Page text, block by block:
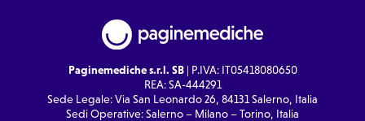
Paginemediche s.r.l. SB| P.IVA: IT05418080650
REA: SA-444291
Sede Legale: Via San Leonardo 26, 84131 Salerno, Italia
Sedi Operative: Salerno – Milano – Torino, Italia